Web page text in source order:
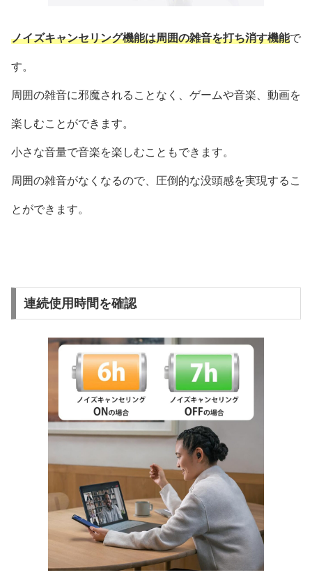
ノイズキャンセリング機能は周囲の雑音を打ち消す機能で
す。
周囲の雑音に邪魔されることなく、ゲームや音楽、動画を
楽しむことができます。
小さな音量で音楽を楽しむこともできます。
周囲の雑音がなくなるので、圧倒的な没頭感を実現するこ
とができます。
連続使用時間を確認